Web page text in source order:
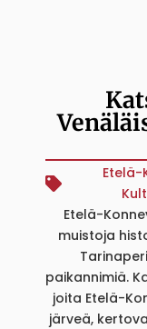
Etelä-
Etelä-
muistoja
paikannimiä.
joita Etelä-
järveä,